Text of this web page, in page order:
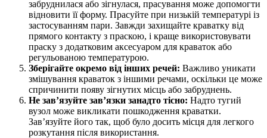
забруднилася або зігнулася, прасування може допомогти
відновити її форму. Прасуйте при низькій температурі із
застосуванням пари. Завжди захищайте краватку від
прямого контакту з праскою, і краще використовувати
праску з додатковим аксесуаром для краваток або
регульованою температурою.
Зберігайте окремо від інших речей: Важливо уникати
змішування краваток з іншими речами, оскільки це може
спричинити появу зігнутих місць або забруднень.
Не зав’язуйте зав’язки занадто тісно: Надто тугий
вузол може викликати пошкодження краватки.
Зав’язуйте його так, щоб було досить місця для легкого
розкутання після використання.